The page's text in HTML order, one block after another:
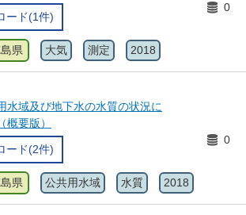
ード(1件)
0
県 大気 測定 2018
水域及び地下水の水質の状況に
要版）
ード(2件)
0
県 公共用水域 水質 2018